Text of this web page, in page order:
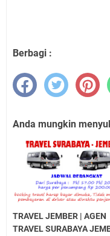
Berbagi :
Anda mungkin
TRAVEL JEMBER | AGEN
TRAVEL SURABAYA